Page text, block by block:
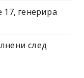
17, генерира
след